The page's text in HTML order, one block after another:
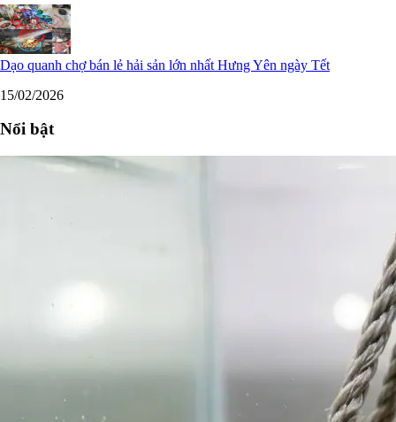
Dạo quanh chợ bán lẻ hải sản lớn nhất Hưng Yên ngày Tết
15/02/2026
Nổi bật